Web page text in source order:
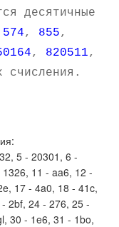
десятичные
574, 855,
, 820511,
счисления.
5 - 20301, 6 -
11 - aa6, 12 -
17 - 4a0, 18 - 41c,
2bf, 24 - 276, 25 -
30 - 1e6, 31 - 1bo,